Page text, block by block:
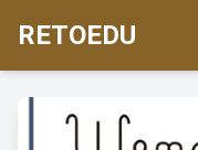
RETOEDU